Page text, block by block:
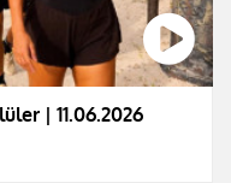
| 11.06.2026